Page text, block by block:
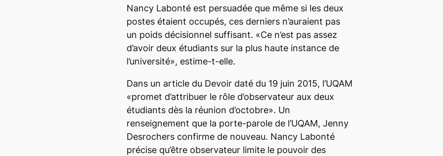
Nancy Labonté est persuadée que même si les deux
postes étaient occupés, ces derniers n’auraient pas
un poids décisionnel suffisant. «Ce n’est pas assez
d’avoir deux étudiants sur la plus haute instance de
l’université», estime-t-elle.
Dans un article du Devoir daté du 19 juin 2015, l’UQAM
«promet d’attribuer le rôle d’observateur aux deux
étudiants dès la réunion d’octobre». Un
renseignement que la porte-parole de l’UQAM, Jenny
Desrochers confirme de nouveau. Nancy Labonté
précise qu’être observateur limite le pouvoir des